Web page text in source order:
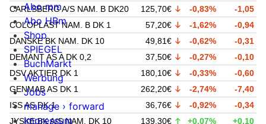
CARLSBERG A/S NAM. B DK20
125,70€ -0,83%
-1,05
COLOPLAST NAM. B DK 1
57,20€ -1,62%
-0,94
DANSKE BK NAM. DK 10
49,81€ -0,62%
-0,31
DEMANT AS A DK 0,2
37,50€ -0,27%
-0,10
DSV AKTIER DK 1
180,10€ -0,33%
-0,60
GENMAB AS DK 1
262,20€ -2,74%
-7,40
ISS AS DK 1
36,76€ -0,92%
-0,34
JYSKE BK A/S NAM. DK 10
139,30€ +0,07% +0,10
Abo mm
Abo HBm
Shop
SPIEGEL
BuchMarkt
Werbung
Jobs
manage › forward
Impressum